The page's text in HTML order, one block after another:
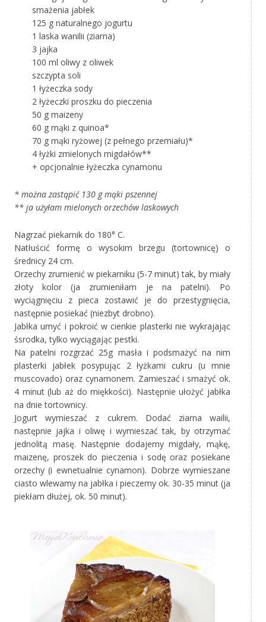
smażenia jabłek
125 g naturalnego jogurtu
1 laska wanilii (ziarna)
3 jajka
100 ml oliwy z oliwek
szczypta soli
1 łyżeczka sody
2 łyżeczki proszku do pieczenia
50 g maizeny
60 g mąki z quinoa*
70 g mąki ryżowej (z pełnego przemiału)*
4 łyżki zmielonych migdałów**
+ opcjonalnie łyżeczka cynamonu
* można zastąpić 130 g mąki pszennej
** ja użyłam mielonych orzechów laskowych
Nagrzać piekarnik do 180° C.
Natłuścić formę o wysokim brzegu (tortownicę) o
średnicy 24 cm.
Orzechy zrumienić w piekarniku (5-7 minut) tak, by miały
złoty kolor (ja zrumieniłam je na patelni). Po
wyciągnięciu z pieca zostawić je do przestygnięcia,
następnie posiekać (niezbyt drobno).
Jabłka umyć i pokroić w cienkie plasterki nie wykrajając
śsrodka, tylko wyciągając pestki.
Na patelni rozgrzać 25g masła i podsmażyć na nim
plasterki jabłek posypując 2 łyżkami cukru (u mnie
muscovado) oraz cynamonem. Zamieszać i smażyć ok.
4 minut (lub aż do miękkości). Następnie ułożyć jabłka
na dnie tortownicy.
Jogurt wymieszać z cukrem. Dodać ziarna wailii,
następnie jajka i oliwę i wymieszać tak, by otrzymać
jednolitą masę. Następnie dodajemy migdały, mąkę,
maizenę, proszek do pieczenia i sodę oraz posiekane
orzechy (i ewnetualnie cynamon). Dobrze wymieszane
ciasto wlewamy na jabłka i pieczemy ok. 30-35 minut (ja
piekłam dłużej, ok. 50 minut).